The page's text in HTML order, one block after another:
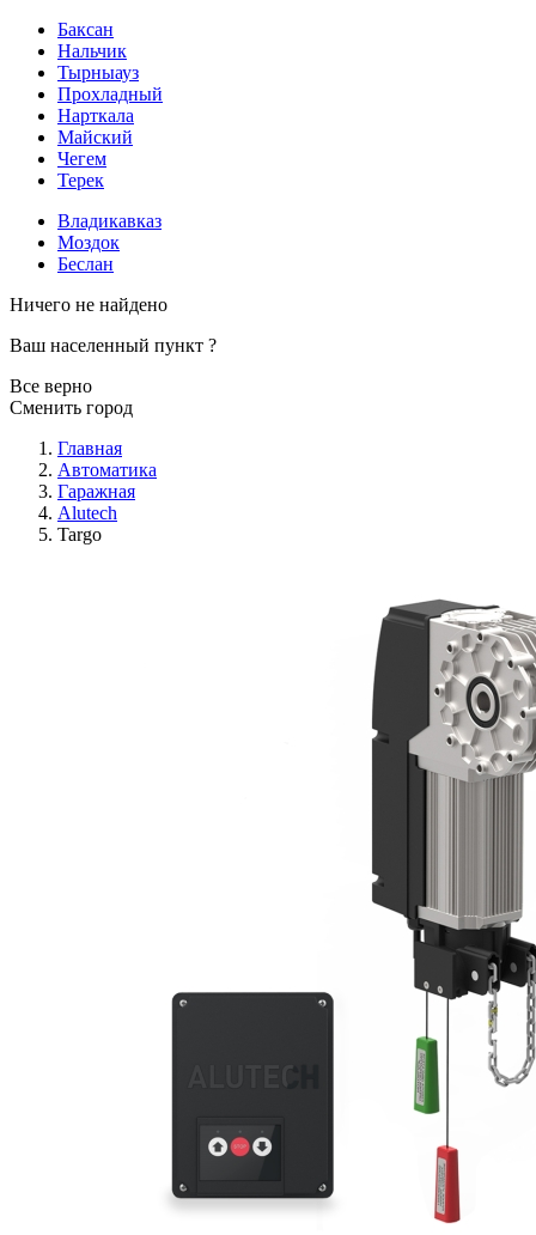
Баксан
Нальчик
Тырныауз
Прохладный
Нарткала
Майский
Чегем
Терек
Владикавказ
Моздок
Беслан
Ничего не найдено
Ваш населенный пункт ?
Все верно
Сменить город
Главная
Автоматика
Гаражная
Alutech
Targo